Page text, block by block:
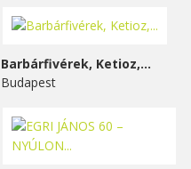
Barbárfivérek, Ketioz,...
Budapest